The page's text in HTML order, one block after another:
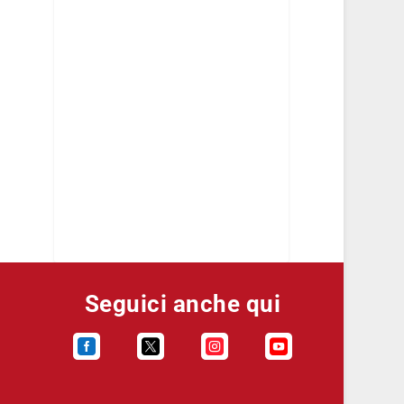
Seguici anche qui
   